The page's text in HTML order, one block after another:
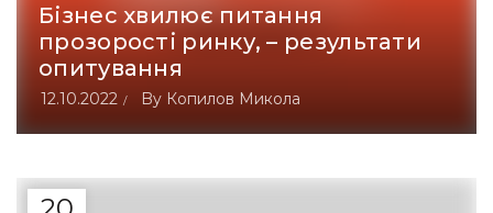
Бізнес хвилює питання
прозорості ринку, – результати
опитування
12.10.2022 By Копилов Микола